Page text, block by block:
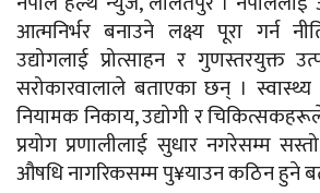
आत्मनिर्भर बनाउने लक्ष्य पूरा गर्न
उद्योगलाई प्रोत्साहन र गुणस्तरयुक्त
सरोकारवालाले बताएका छन् । स्वास्थ्य
नियामक निकाय, उद्योगी र
प्रयोग प्रणालीलाई सुधार नगरेसम्म
औषधि नागरिकसम्म पु¥याउन कठिन हुने